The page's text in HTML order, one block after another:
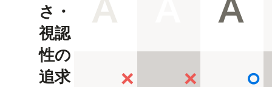
さ・
視認
性の
追求